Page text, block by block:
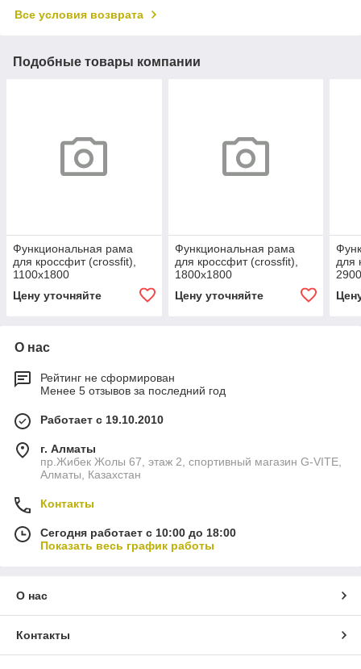
Все условия возврата
Подобные товары компании
Функциональная рама
для кроссфит (crossfit),
1100х1800
Цену уточняйте
Функциональная рама
для кроссфит (crossfit),
1800х1800
Цену уточняйте
для
О нас
Рейтинг не сформирован
Менее 5 отзывов за последний год
Работает с 19.10.2010
г. Алматы
пр.Жибек Жолы 67, этаж 2, спортивный магазин G-VITE,
Алматы, Казахстан
Контакты
Сегодня работает с 10:00 до 18:00
Показать весь график работы
О нас
Контакты